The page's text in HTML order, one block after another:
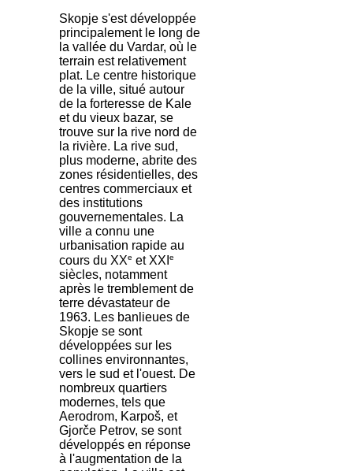
Skopje s'est développée
principalement le long de
la vallée du Vardar, où le
terrain est relativement
plat. Le centre historique
de la ville, situé autour
de la forteresse de Kale
et du vieux bazar, se
trouve sur la rive nord de
la rivière. La rive sud,
plus moderne, abrite des
zones résidentielles, des
centres commerciaux et
des institutions
gouvernementales. La
ville a connu une
urbanisation rapide au
cours du XXe et XXI e
siècles, notamment
après le tremblement de
terre dévastateur de
1963. Les banlieues de
Skopje se sont
développées sur les
collines environnantes,
vers le sud et l'ouest. De
nombreux quartiers
modernes, tels que
Aerodrom, Karpoš, et
Gjorče Petrov, se sont
développés en réponse
à l'augmentation de la